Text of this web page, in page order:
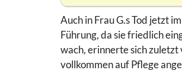
Auch in Frau G.s Tod jetzt
Führung, da sie friedlich
wach, erinnerte sich
vollkommen auf Pflege